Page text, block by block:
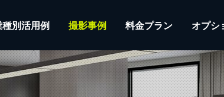
種別活用例 撮影事例 料金プラン オプシ